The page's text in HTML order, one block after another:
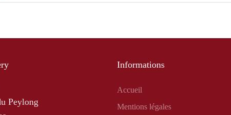
Peylong
Informations
Accueil
Mentions légales